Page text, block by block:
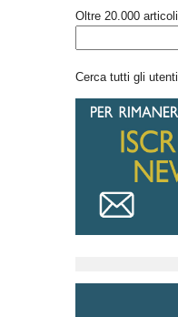
Oltre 20.000 articoli
Cerca tutti gli utenti